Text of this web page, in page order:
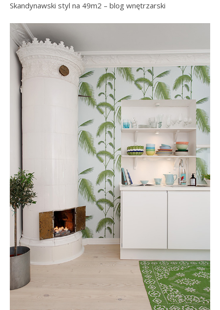
Skandynawski styl na 49m2 – blog wnętrzarski